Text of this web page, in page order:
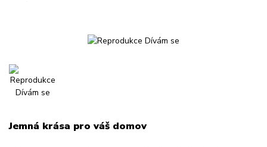
Jemná krása pro váš domov